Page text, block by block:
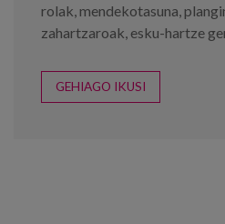
rolak mendekotasuna
zahartzaroak esku-hartze
GEHIAGO IKUSI